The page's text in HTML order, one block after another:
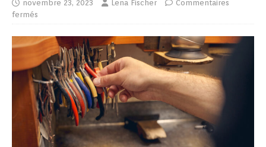
novembre 23, 2023 Lena Fischer
Commentaires
fermés